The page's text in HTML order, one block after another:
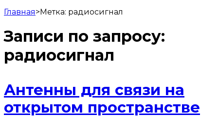
Главная>Метка: радиосигнал
Записи по запросу:
радиосигнал
Антенны для связи на
открытом пространстве